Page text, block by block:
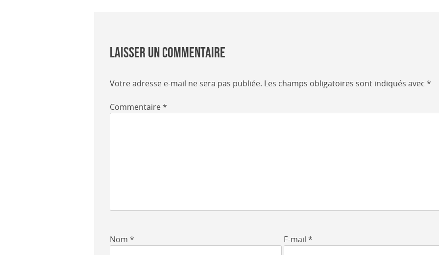
Laisser un commentaire
Votre adresse e-mail ne sera pas publiée. Les champs obligatoires sont indiqués avec *
Commentaire*
Nom * E-mail *